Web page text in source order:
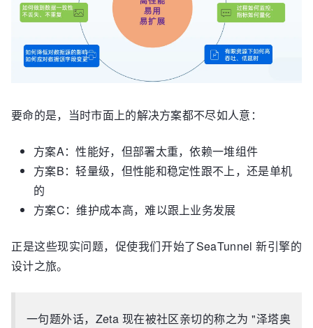
要命的是，当时市面上的解决方案都不尽如人意：
方案A：性能好，但部署太重，依赖一堆组件
方案B：轻量级，但性能和稳定性跟不上，还是单机
的
方案C：维护成本高，难以跟上业务发展
正是这些现实问题，促使我们开始了SeaTunnel 新引擎的
设计之旅。
一句题外话，Zeta 现在被社区亲切的称之为 "泽塔奥